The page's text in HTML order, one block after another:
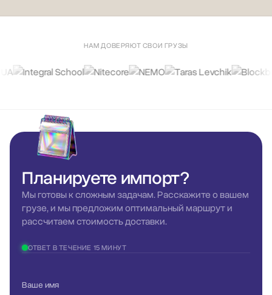
НАМ ДОВЕРЯЮТ СВОИ ГРУЗЫ
Планируетеимпорт?
Мы готовы к сложным задачам. Расскажите о вашем
грузе, и мы предложим оптимальный маршрут и
рассчитаем стоимость доставки.
ОТВЕТ В ТЕЧЕНИЕ 15 МИНУТ
Ваше имя